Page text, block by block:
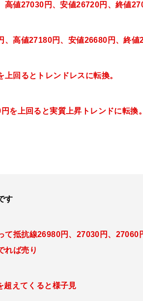
高値27030円、安値26720円、終値
、高値27180円、安値26680 円、終値
回るとトレンドレスに転換。
を上回ると実質上昇トレンドに転換。
す
て抵抗線26980円、27030円、27060
れば売り
超えてくると様子見